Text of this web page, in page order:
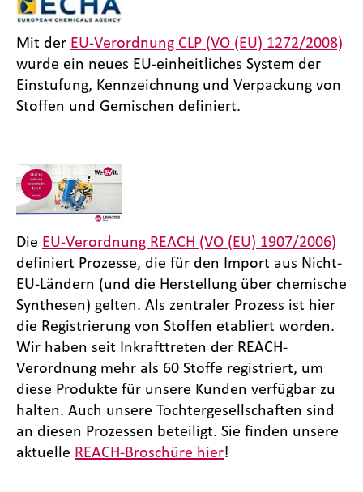
Mit der EU-Verordnung CLP (VO (EU) 1272/2008)
wurde ein neues EU-einheitliches System der
Einstufung, Kennzeichnung und Verpackung von
Stoffen und Gemischen definiert.
Die EU-Verordnung REACH (VO (EU) 1907/2006)
definiert Prozesse, die für den Import aus Nicht-
EU-Ländern (und die Herstellung über chemische
Synthesen) gelten. Als zentraler Prozess ist hier
die Registrierung von Stoffen etabliert worden.
Wir haben seit Inkrafttreten der REACH-
Verordnung mehr als 60 Stoffe registriert, um
diese Produkte für unsere Kunden verfügbar zu
halten. Auch unsere Tochtergesellschaften sind
an diesen Prozessen beteiligt. Sie finden unsere
aktuelle REACH-Broschüre hier!